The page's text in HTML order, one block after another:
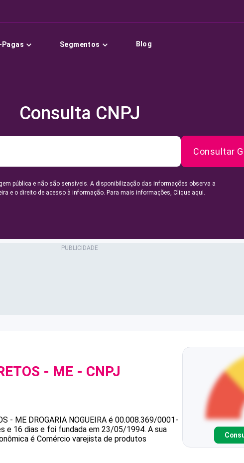
Segmentos Blog
Consulta CNPJ
Consultar
pública e não são sensíveis. A disponibilização das informações observa a
e o direito de acesso à informação. Para mais informações, Clique aqui.
- ME - CNPJ
- ME DROGARIA NOGUEIRA é 00.008.369/0001-
e 16 dias e foi fundada em 23/05/1994. A sua
é Comércio varejista de produtos